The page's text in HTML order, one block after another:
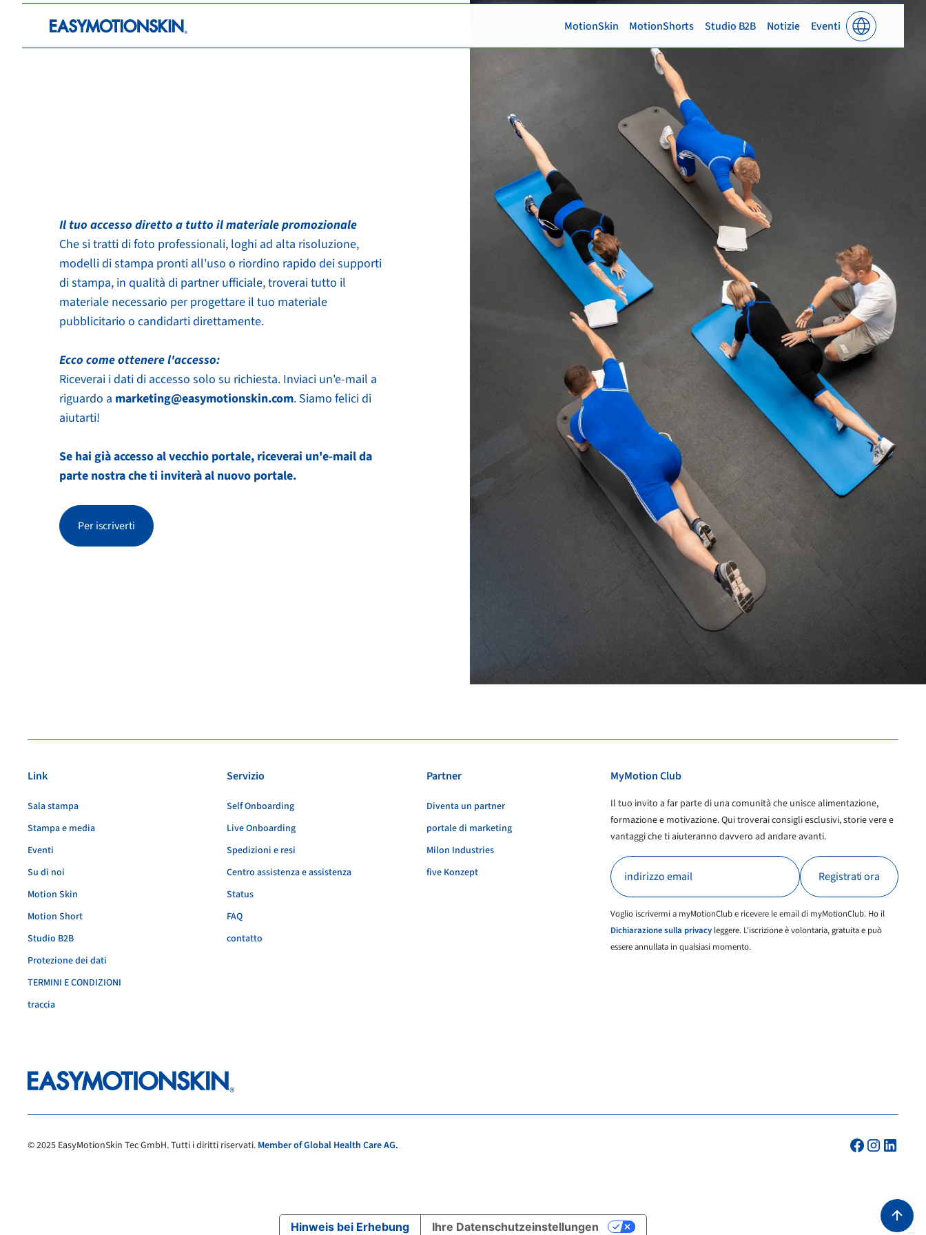
MotionSkin MotionShorts Studio B2B Notizie Eventi
Il tuo accesso diretto a tutto il materiale promozionale
Che si tratti di foto professionali, loghi ad alta risoluzione,
modelli di stampa pronti all'uso o riordino rapido dei supporti
di stampa, in qualità di partner ufficiale, troverai tutto il
materiale necessario per progettare il tuo materiale
pubblicitario o candidarti direttamente.
Ecco come ottenere l'accesso:
Riceverai i dati di accesso solo su richiesta. Inviaci un'e-mail a
riguardo a marketing@easymotionskin.com. Siamo felici di
aiutarti!
Se hai già accesso al vecchio portale, riceverai un'e-mail da
parte nostra che ti inviterà al nuovo portale.
Per iscriverti
Link
Sala stampa
Stampa e media
Eventi
Su di noi
Motion Skin
Motion Short
Studio B2B
Protezione dei dati
TERMINI E CONDIZIONI
traccia
Servizio
Self Onboarding
Live Onboarding
Spedizioni e resi
Centro assistenza e assistenza
Status
FAQ
contatto
Partner
Diventa un partner
portale di marketing
Milon Industries
five Konzept
MyMotion Club
Il tuo invito a far parte di una comunità che unisce alimentazione,
formazione e motivazione. Qui troverai consigli esclusivi, storie vere e
vantaggi che ti aiuteranno davvero ad andare avanti.
Voglio iscrivermi a myMotionClub e ricevere le email di myMotionClub. Ho il
Dichiarazione sulla privacy leggere. L'iscrizione è volontaria, gratuita e può
essere annullata in qualsiasi momento.
© 2025 EasyMotionSkin Tec GmbH. Tutti i diritti riservati. Member of Global Health Care AG.
Hinweis bei Erhebung Ihre Datenschutzeinstellungen